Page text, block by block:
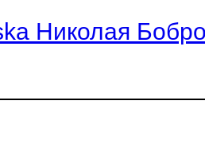
Николая